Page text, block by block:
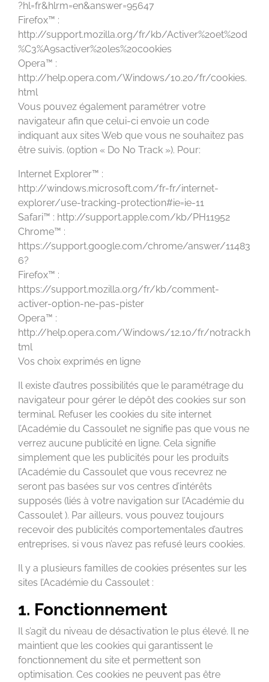
?hl=fr&hlrm=en&answer=95647
Firefox™ :
http://support.mozilla.org/fr/kb/Activer%20et%20d
%C3%A9sactiver%20les%20cookies
Opera™ :
http://help.opera.com/Windows/10.20/fr/cookies.
html
Vous pouvez également paramétrer votre
navigateur afin que celui-ci envoie un code
indiquant aux sites Web que vous ne souhaitez pas
être suivis. (option « Do No Track »). Pour:
Internet Explorer™ :
http://windows.microsoft.com/fr-fr/internet-
explorer/use-tracking-protection#ie=ie-11
Safari™ : http://support.apple.com/kb/PH11952
Chrome™ :
https://support.google.com/chrome/answer/11483
6?
Firefox™ :
https://support.mozilla.org/fr/kb/comment-
activer-option-ne-pas-pister
Opera™ :
http://help.opera.com/Windows/12.10/fr/notrack.h
tml
Vos choix exprimés en ligne
Il existe d’autres possibilités que le paramétrage du
navigateur pour gérer le dépôt des cookies sur son
terminal. Refuser les cookies du site internet
l’Académie du Cassoulet ne signifie pas que vous ne
verrez aucune publicité en ligne. Cela signifie
simplement que les publicités pour les produits
l’Académie du Cassoulet que vous recevrez ne
seront pas basées sur vos centres d’intérêts
supposés (liés à votre navigation sur l’Académie du
Cassoulet ). Par ailleurs, vous pouvez toujours
recevoir des publicités comportementales d’autres
entreprises, si vous n’avez pas refusé leurs cookies.
Il y a plusieurs familles de cookies présentes sur les
sites l’Académie du Cassoulet :
1. Fonctionnement
Il s’agit du niveau de désactivation le plus élevé. Il ne
maintient que les cookies qui garantissent le
fonctionnement du site et permettent son
optimisation. Ces cookies ne peuvent pas être